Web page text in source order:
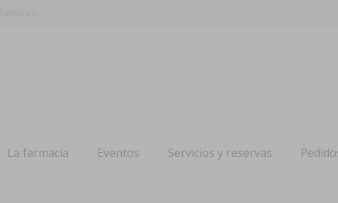
La farmacia Eventos Servicios y reservas